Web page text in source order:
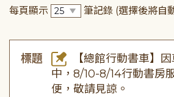
每頁顯示 筆記錄 (選擇後將自
標題
【總館行動書車】
中，8/10-8/14行動書房
便，敬請見諒。